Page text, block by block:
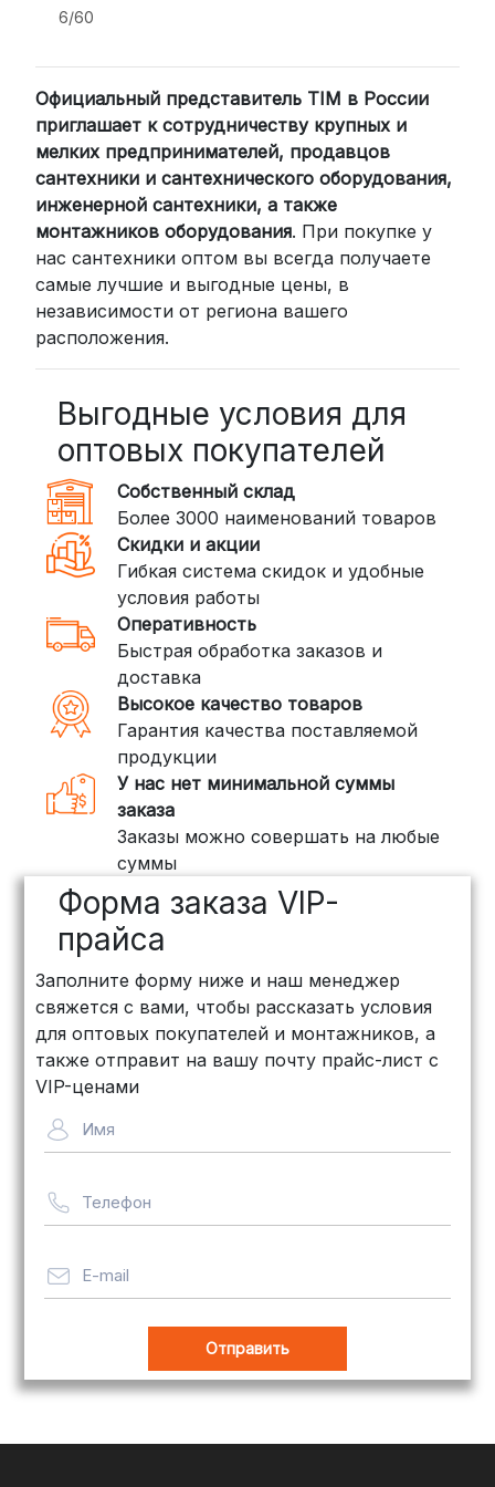
компании (СДЭК, BoxBerry, DPD)
Для клиентов из других регионов
России мы сотрудничаем с
проверенными транспортными
компаниями:
СДЭК: Выбирайте доставку до
пункта выдачи (от 2 дней) или
курьером до двери (от 3 дней).
Стоимость начинается от300
рублей
пунктов выдачи или курьером.
Сроки — от 2 дней, стоимость — от
350 рублей
DPD: Международная служба
доставки, которая работает и
внутри России. Сроки — от 2 дней,
стоимость — от 400 рублей
3. Доставка крупногабаритных грузов
(ПЭК, КИТ, Байкал Сервис)
Если ваш заказ включает большие или
тяжелые товары, мы рекомендуем
воспользоваться услугами компаний,
специализирующихся на доставке
грузов:
ПЭК: Сроки доставки — от 3 до 10
дней, стоимость рассчитывается
индивидуально (минимум
рублей
объемных заказов. Сроки — от 3
дней, стоимость — от500 рублей
Байкал Сервис: Идеально подходит
для крупногабаритных товаров.
рассчитывается индивидуально
Важно! Мы заботимся о том, чтобы
целости и сохранности, независимо
от их размера.
6/60
Официальный представитель TIM в России
приглашает к сотрудничеству крупных и
мелких предпринимателей, продавцов
сантехники и сантехнического оборудования,
инженерной сантехники, а также
монтажников оборудования. При покупке у
нас сантехники оптом вы всегда получаете
самые лучшие и выгодные цены, в
независимости от региона вашего
расположения.
Выгодные условия для
оптовых покупателей
Собственный склад
Более 3000 наименований товаров
Скидки и акции
Гибкая система скидок и удобные
условия работы
Оперативность
Быстрая обработка заказов и
доставка
Высокое качество товаров
Гарантия качества поставляемой
продукции
У нас нет минимальной суммы
заказа
Заказы можно совершать на любые
суммы
Форма заказа VIP-
прайса
Заполните форму ниже и наш менеджер
свяжется с вами, чтобы рассказать условия
для оптовых покупателей и монтажников, а
также отправит на вашу почту прайс-лист с
VIP-ценами
Имя
Телефон
E-mail